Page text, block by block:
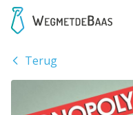
Terug